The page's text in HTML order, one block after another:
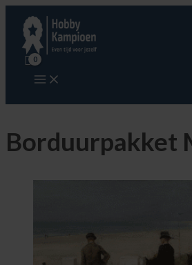
Ga
inhoud
Borduurpakket